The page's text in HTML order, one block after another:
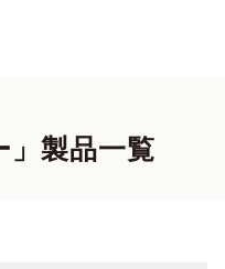
」製品一覧